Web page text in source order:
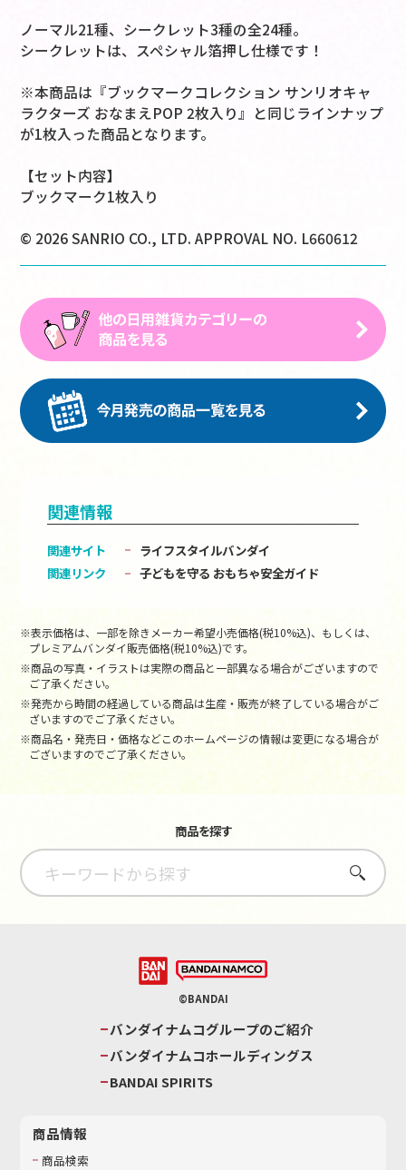
ノーマル21種、シークレット3種の全24種。
シークレットは、スペシャル箔押し仕様です！
※本商品は『ブックマークコレクション サンリオキャ
ラクターズ おなまえPOP 2枚入り』と同じラインナップ
が1枚入った商品となります。
【セット内容】
ブックマーク1枚入り
© 2026 SANRIO CO., LTD. APPROVAL NO. L660612
関連情報
関連サイト
ライフスタイルバンダイ
関連リンク
子どもを守る おもちゃ安全ガイド
※表示価格は、一部を除きメーカー希望小売価格(税10%込)、もしくは、
プレミアムバンダイ販売価格(税10%込)です。
※商品の写真・イラストは実際の商品と一部異なる場合がございますので
ご了承ください。
※発売から時間の経過している商品は生産・販売が終了している場合がご
ざいますのでご了承ください。
※商品名・発売日・価格などこのホームページの情報は変更になる場合が
ございますのでご了承ください。
商品を探す
さがす
©BANDAI
バンダイナムコグループのご紹介
バンダイナムコホールディングス
BANDAI SPIRITS
商品情報
商品検索